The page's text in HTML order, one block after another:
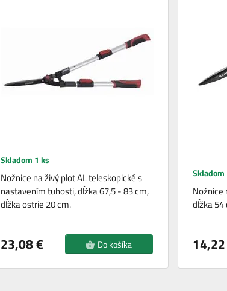
Skladom 1 ks
Nožnice na živý plot AL teleskopické s
nastavením tuhosti, dĺžka 67,5 - 83 cm,
dĺžka ostrie 20 cm.
23,08 € Do košíka
Skladom
Nožnice
dĺžka 54